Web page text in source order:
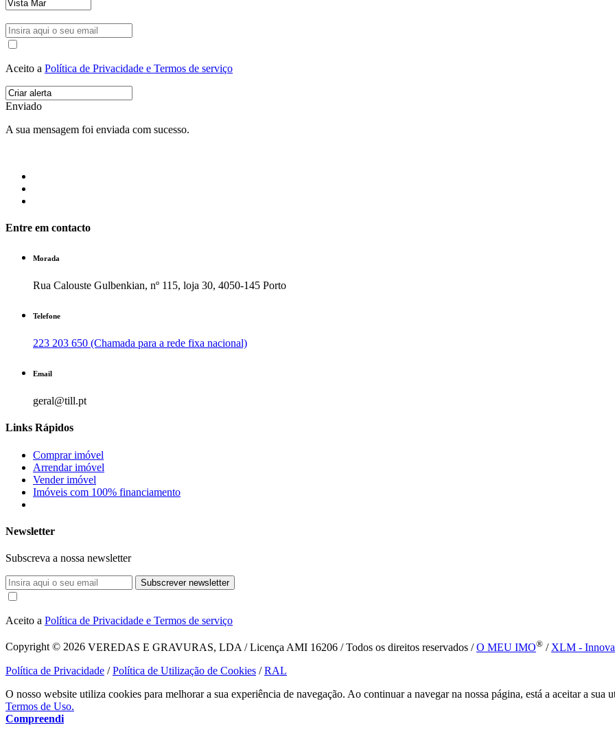
Aceito a Política de Privacidade e Termos de serviço
Enviado
A sua mensagem foi enviada com sucesso.
Entre em contacto
Morada
Rua Calouste Gulbenkian, nº 115, loja 30, 4050-145 Porto
Telefone
223 203 650 (Chamada para a rede fixa nacional)
Email
geral@till.pt
Links Rápidos
Comprar imóvel
Arrendar imóvel
Vender imóvel
Imóveis com 100% financiamento
Newsletter
Subscreva a nossa newsletter
Subscrever newsletter
Aceito a Política de Privacidade e Termos de serviço
Copyright © 2026 VEREDAS E GRAVURAS, LDA / Licença AMI 16206 / Todos os direitos reservados /O MEU IMO® / XLM -
Política de Privacidade /Política de Utilização de Cookies /RAL
O nosso website utiliza cookies para melhorar a sua experiência de navegação. Ao continuar a navegar na nossa página, está a aceitar a sua
Termos de Uso.
Compreendi